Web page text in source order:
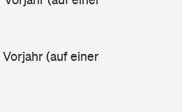
(auf einer